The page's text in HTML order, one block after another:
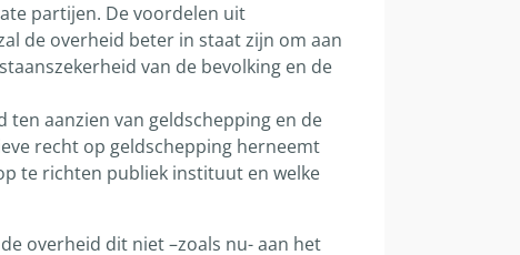
partijen. De voordelen uit
de overheid beter in staat zijn om aan
van de bevolking en de
aanzien van geldschepping en de
recht op geldschepping herneemt
te richten publiek instituut en welke
overheid dit niet –zoals nu- aan het